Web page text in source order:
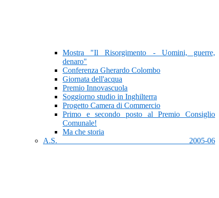
Mostra "Il Risorgimento - Uomini, guerre,
denaro"
Conferenza Gherardo Colombo
Giornata dell'acqua
Premio Innovascuola
Soggiorno studio in Inghilterra
Progetto Camera di Commercio
Primo e secondo posto al Premio Consiglio
Comunale!
Ma che storia
A.S. 2005-06